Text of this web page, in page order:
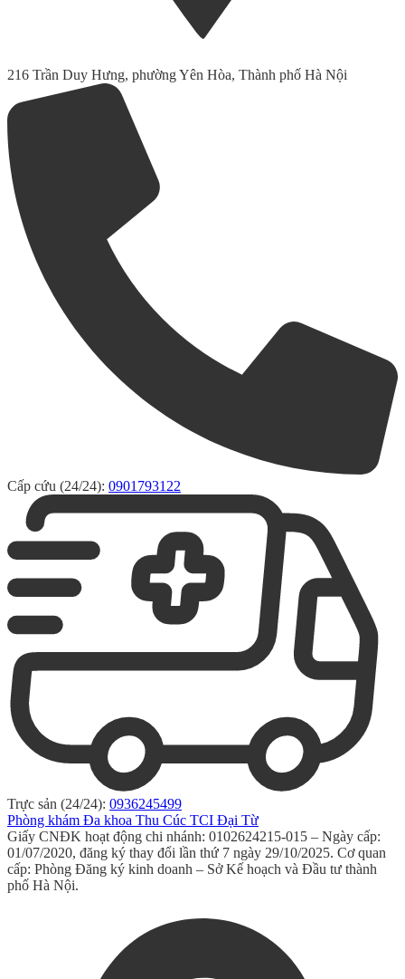
216 Trần Duy Hưng, phường Yên Hòa, Thành phố Hà Nội
Cấp cứu (24/24): 0901793122
Trực sản (24/24): 0936245499
Phòng khám Đa khoa Thu Cúc TCI Đại Từ
Giấy CNĐK hoạt động chi nhánh: 0102624215-015 – Ngày cấp:
01/07/2020, đăng ký thay đổi lần thứ 7 ngày 29/10/2025. Cơ quan
cấp: Phòng Đăng ký kinh doanh – Sở Kế hoạch và Đầu tư thành
phố Hà Nội.